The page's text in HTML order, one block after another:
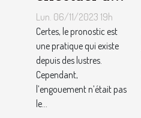
pronostic en
ligne ?
Lun. 06/11/2023 19h
Certes, le pronostic est
une pratique qui existe
depuis des lustres.
Cependant,
l’engouement n’était pas
le...